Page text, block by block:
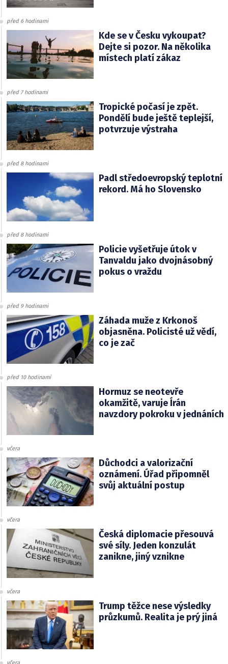
před 6 hodinami
Kde se v Česku vykoupat?
Dejte si pozor. Na několika
místech platí zákaz
před 7 hodinami
Tropické počasí je zpět.
Pondělí bude ještě teplejší,
potvrzuje výstraha
před 8 hodinami
Padl středoevropský teplotní
rekord. Má ho Slovensko
před 8 hodinami
Policie vyšetřuje útok v
Tanvaldu jako dvojnásobný
pokus o vraždu
před 9 hodinami
Záhada muže z Krkonoš
objasněna. Policisté už vědí,
co je zač
před 10 hodinami
Hormuz se neotevře
okamžitě, varuje Írán
navzdory pokroku v jednáních
včera
Důchodci a valorizační
oznámení. Úřad připomněl
svůj aktuální postup
včera
Česká diplomacie přesouvá
své síly. Jeden konzulát
zanikne, jiný vznikne
včera
Trump těžce nese výsledky
průzkumů. Realita je prý jiná
včera